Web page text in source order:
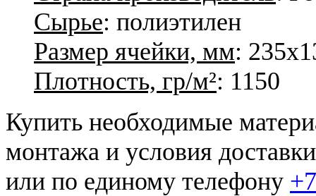
Сырье: полиэтилен
Размер ячейки, мм:
Плотность, гр/м²: 1150
Купить необходимые
монтажа и условия
или по единому телефону